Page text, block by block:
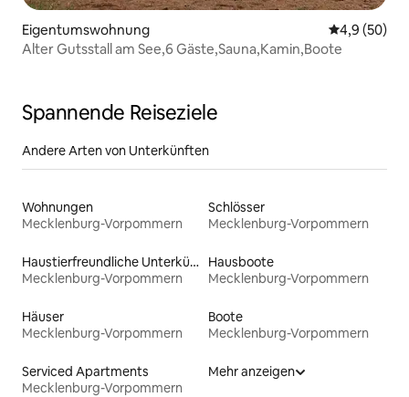
Eigentumswohnung
4,9 (50)
Alter Gutsstall am See,6 Gäste,Sauna,Kamin,Boote
Spannende Reiseziele
Andere Arten von Unterkünften
Wohnungen
Mecklenburg-Vorpommern
Schlösser
Mecklenburg-Vorpommern
Haustierfreundliche Unterkünfte
Mecklenburg-Vorpommern
Hausboote
Mecklenburg-Vorpommern
Häuser
Mecklenburg-Vorpommern
Boote
Mecklenburg-Vorpommern
Serviced Apartments
Mecklenburg-Vorpommern
Mehr anzeigen